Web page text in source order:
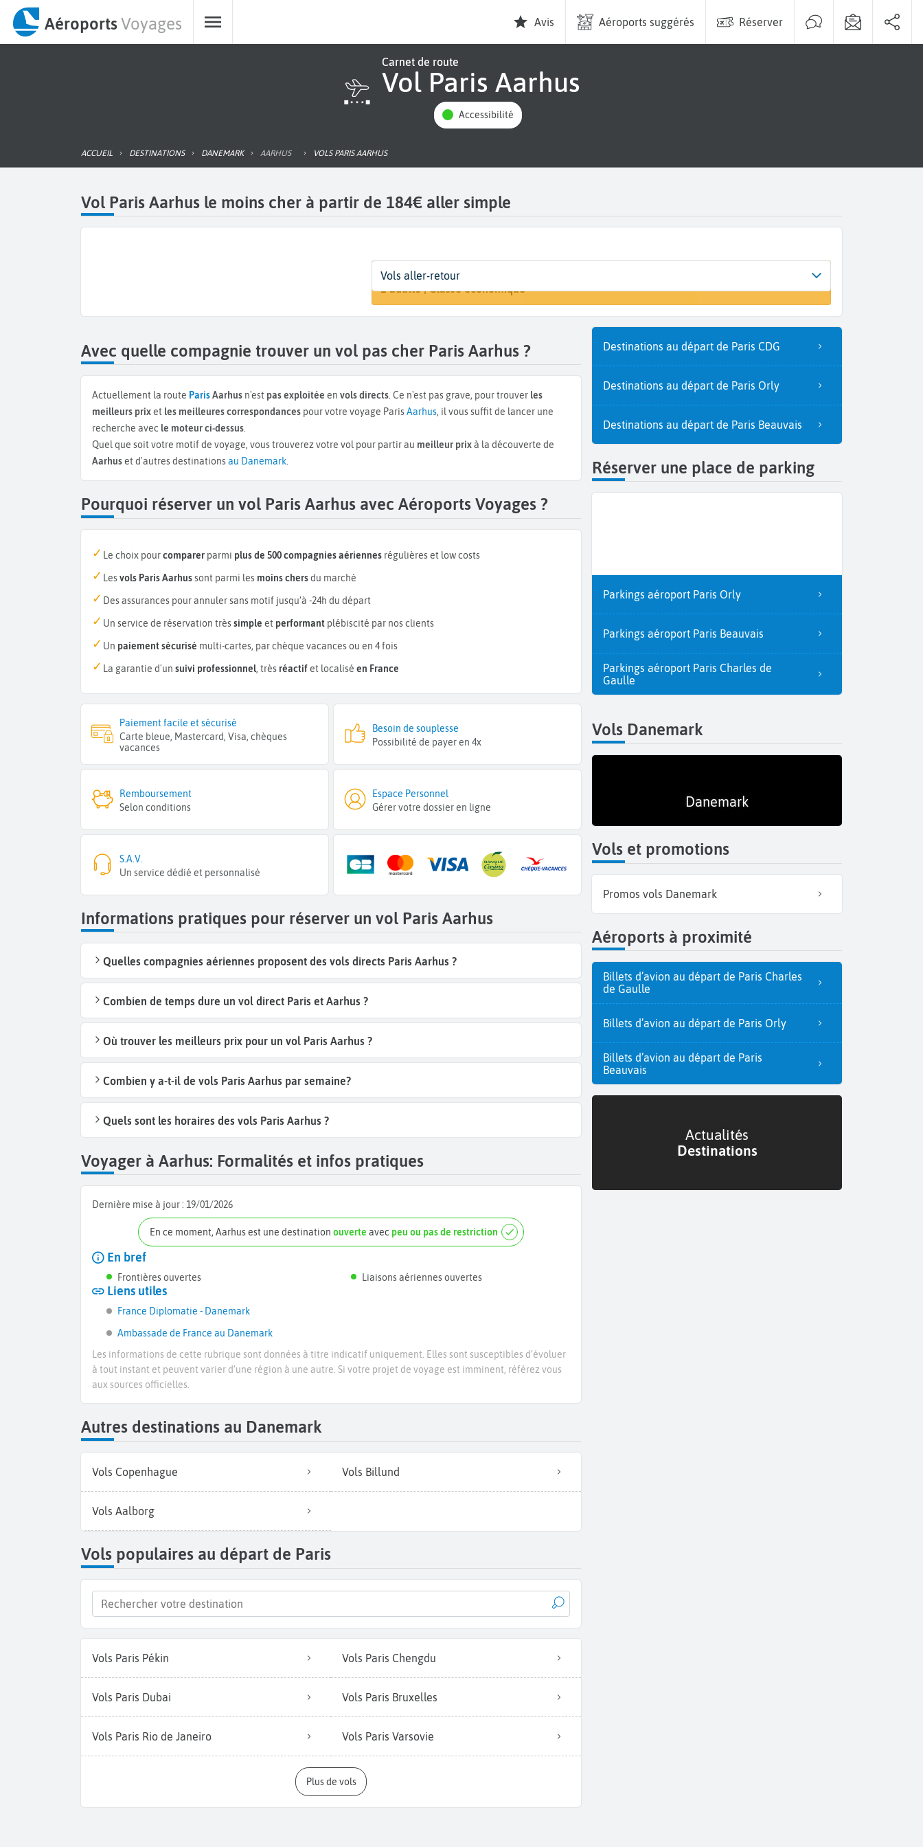
AéroportsVoyages Avis Aéroports suggérés Réserver
Carnet de route
Vol Paris Aarhus
Accessibilité
ACCUEIL DESTINATIONS DANEMARK AARHUS VOLS PARIS AARHUS
Vol Paris Aarhus le moins cher à partir de 184€ aller simple
Départ
Paris (PAR) Aarhus (AAR)
Dates
Dates de votre voyage
Voyageurs | Classe
1 adulte | Classe économique
Vols aller-retour
Avec quelle compagnie trouver un vol pas cher Paris Aarhus ?
Actuellement la route ParisAarhus n'est pas exploitée en vols directs. Ce n'est pas grave, pour trouver les
meilleurs prixet les meilleures correspondances pour votre voyage ParisAarhus, il vous suffit de lancer une
recherche avec le moteur ci-dessus.
Quel que soit votre motif de voyage, vous trouverez votre vol pour partir au meilleur prixà la découverte de
Aarhuset d'autres destinationsau Danemark.
Pourquoi réserver un vol Paris Aarhus avec Aéroports Voyages ?
Le choix pourcomparer parmi plus de 500 compagnies aériennes régulières et low costs
Lesvols Paris Aarhussont parmi les moins chersdu marché
Des assurances pour annuler sans motif jusqu’à -24h du départ
Un service de réservation trèssimple et performant plébiscité par nos clients
Un paiement sécurisé multi-cartes, par chèque vacances ou en 4 fois
La garantie d'un suivi professionnel, très réactifet localisé en France
Paiement facile et sécurisé
Carte bleue, Mastercard, Visa, chèques
vacances
Besoin de souplesse
Possibilité de payer en 4x
Remboursement
Selon conditions
Espace Personnel
Gérer votre dossier en ligne
S.A.V.
Un service dédié et personnalisé
Informations pratiques pour réserver un vol Paris Aarhus
Quelles compagnies aériennes proposent des vols directs Paris Aarhus ?
Combien de temps dure un vol direct Paris et Aarhus ?
Où trouver les meilleurs prix pour un vol Paris Aarhus ?
Combien y a-t-il de vols Paris Aarhus par semaine?
Quels sont les horaires des vols Paris Aarhus ?
Voyager à Aarhus: Formalités et infos pratiques
Dernière mise à jour : 19/01/2026
En ce moment, Aarhus est une destinationouverte avec peu ou pas de restriction
En bref
Frontières ouvertes Liaisons aériennes ouvertes
Liens utiles
France Diplomatie - Danemark
Ambassade de France au Danemark
Les informations de cette rubrique sont données à titre indicatif uniquement. Elles sont susceptibles d’évoluer
à tout instant et peuvent varier d’une région à une autre. Si votre projet de voyage est imminent, référez vous
aux sources officielles.
Autres destinations au Danemark
Vols Copenhague Vols Billund
Vols Aalborg
Vols populaires au départ de Paris
Vols Paris Pékin Vols Paris Chengdu
Vols Paris Dubai Vols Paris Bruxelles
Vols Paris Rio de Janeiro Vols Paris Varsovie
Plus de vols
Destinations au départ de Paris CDG
Destinations au départ de Paris Orly
Destinations au départ de Paris Beauvais
Réserver une place de parking
Parkings aéroport Paris Orly
Parkings aéroport Paris Beauvais
Parkings aéroport Paris Charles de
Gaulle
Vols Danemark
Danemark
Vols et promotions
Promos vols Danemark
Aéroports à proximité
Billets d’avion au départ de Paris Charles
de Gaulle
Billets d’avion au départ de Paris Orly
Billets d’avion au départ de Paris
Beauvais
Actualités
Destinations